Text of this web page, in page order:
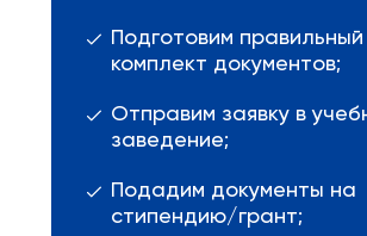
Подготовим правильный
комплект документов;
Отправим заявку в
заведение;
Подадим документы на
стипендию/грант;